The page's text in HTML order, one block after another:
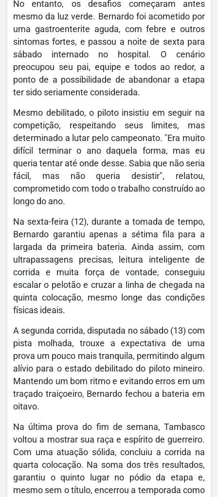
No entanto, os desafios começaram antes
mesmo da luz verde. Bernardo foi acometido por
uma gastroenterite aguda, com febre e outros
sintomas fortes, e passou a noite de sexta para
sábado internado no hospital. O cenário
preocupou seu pai, equipe e todos ao redor, a
ponto de a possibilidade de abandonar a etapa
ter sido seriamente considerada.
Mesmo debilitado, o piloto insistiu em seguir na
competição, respeitando seus limites, mas
determinado a lutar pelo campeonato. "Era muito
difícil terminar o ano daquela forma, mas eu
queria tentar até onde desse. Sabia que não seria
fácil, mas não queria desistir", relatou,
comprometido com todo o trabalho construído ao
longo do ano.
Na sexta-feira (12), durante a tomada de tempo,
Bernardo garantiu apenas a sétima fila para a
largada da primeira bateria. Ainda assim, com
ultrapassagens precisas, leitura inteligente de
corrida e muita força de vontade, conseguiu
escalar o pelotão e cruzar a linha de chegada na
quinta colocação, mesmo longe das condições
físicas ideais.
A segunda corrida, disputada no sábado (13) com
pista molhada, trouxe a expectativa de uma
prova um pouco mais tranquila, permitindo algum
alívio para o estado debilitado do piloto mineiro.
Mantendo um bom ritmo e evitando erros em um
traçado traiçoeiro, Bernardo fechou a bateria em
oitavo.
Na última prova do fim de semana, Tambasco
voltou a mostrar sua raça e espírito de guerreiro.
Com uma atuação sólida, concluiu a corrida na
quarta colocação. Na soma dos três resultados,
garantiu o quinto lugar no pódio da etapa e,
mesmo sem o título, encerrou a temporada como